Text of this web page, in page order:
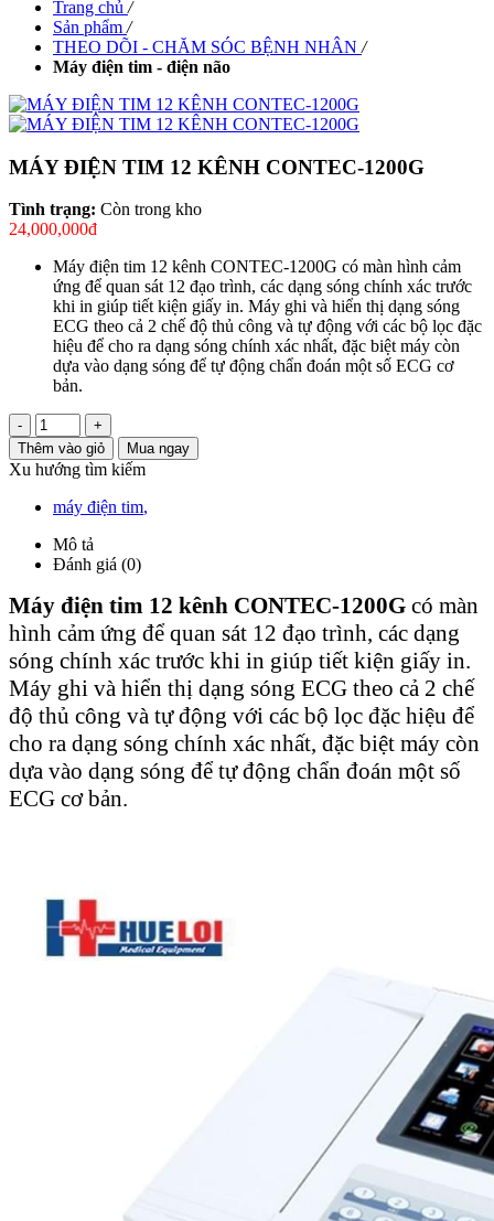
Trang chủ /
Sản phẩm /
THEO DÕI - CHĂM SÓC BỆNH NHÂN /
Máy điện tim - điện não
MÁY ĐIỆN TIM 12 KÊNH CONTEC-1200G
Tình trạng: Còn trong kho
24,000,000đ
Máy điện tim 12 kênh CONTEC-1200G có màn hình cảm
ứng để quan sát 12 đạo trình, các dạng sóng chính xác trước
khi in giúp tiết kiện giấy in. Máy ghi và hiển thị dạng sóng
ECG theo cả 2 chế độ thủ công và tự động với các bộ lọc đặc
hiệu để cho ra dạng sóng chính xác nhất, đặc biệt máy còn
dựa vào dạng sóng để tự động chẩn đoán một số ECG cơ
bản.
-
+
Thêm vào giỏ
Mua ngay
Xu hướng tìm kiếm
máy điện tim,
Mô tả
Đánh giá (0)
Máy điện tim 12 kênh CONTEC-1200G có màn
hình cảm ứng để quan sát 12 đạo trình, các dạng
sóng chính xác trước khi in giúp tiết kiện giấy in.
Máy ghi và hiển thị dạng sóng ECG theo cả 2 chế
độ thủ công và tự động với các bộ lọc đặc hiệu để
cho ra dạng sóng chính xác nhất, đặc biệt máy còn
dựa vào dạng sóng để tự động chẩn đoán một số
ECG cơ bản.